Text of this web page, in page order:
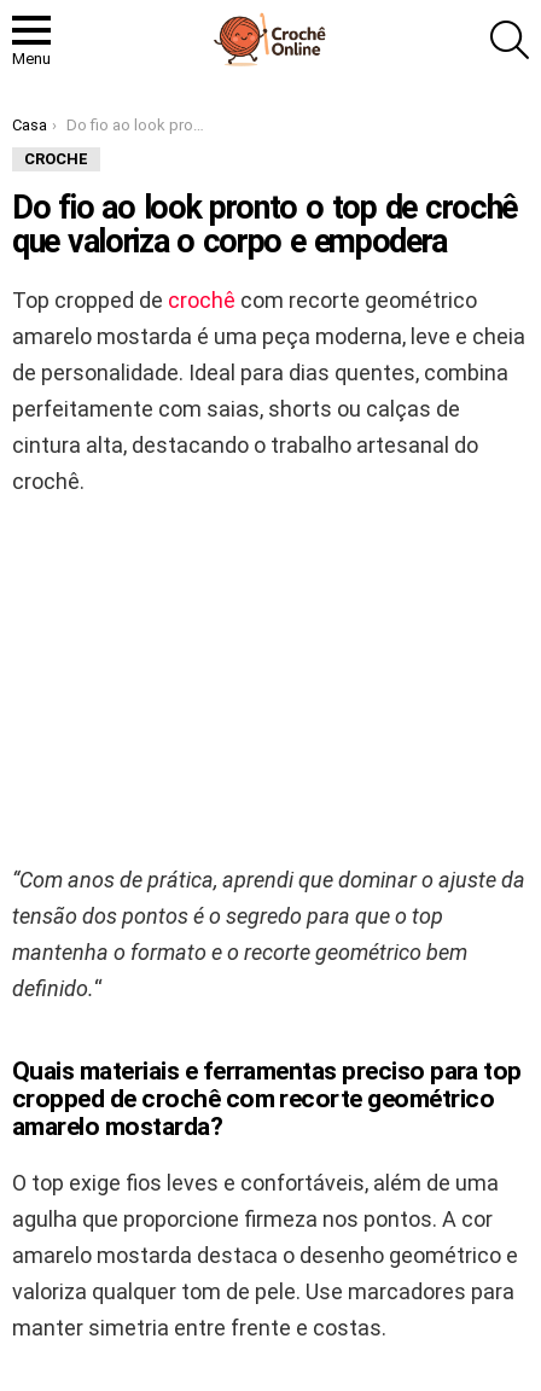
Menu
Você está aqui:
Casa
Do fio ao look pronto o top de crochê que valoriza o corpo e empodera
CROCHE
Do fio ao look pronto o top de crochê
que valoriza o corpo e empodera
Top cropped de crochê com recorte geométrico
amarelo mostarda é uma peça moderna, leve e cheia
de personalidade. Ideal para dias quentes, combina
perfeitamente com saias, shorts ou calças de
cintura alta, destacando o trabalho artesanal do
crochê.
“Com anos de prática, aprendi que dominar o ajuste da
tensão dos pontos é o segredo para que o top
mantenha o formato e o recorte geométrico bem
definido.“
Quais materiais e ferramentas preciso para top
cropped de crochê com recorte geométrico
amarelo mostarda?
O top exige fios leves e confortáveis, além de uma
agulha que proporcione firmeza nos pontos. A cor
amarelo mostarda destaca o desenho geométrico e
valoriza qualquer tom de pele. Use marcadores para
manter simetria entre frente e costas.